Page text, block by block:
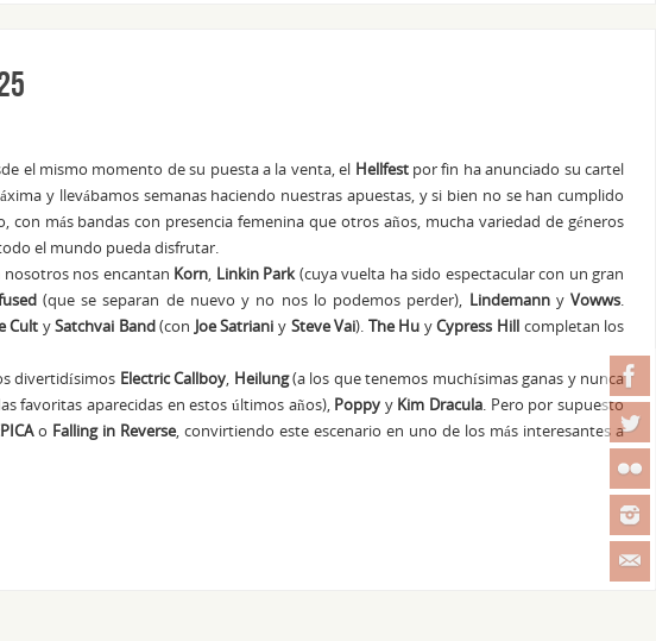
el mismo momento de su puesta a la venta, el Hellfestpor fin ha anunciado su cartel
y llevábamos semanas haciendo nuestras apuestas, y si bien no se han cumplido
con más bandas con presencia femenina que otros años, mucha variedad de géneros
el mundo pueda disfrutar.
nosotros nos encantan Korn, Linkin Park(cuya vuelta ha sido espectacular con un gran
(que se separan de nuevo y no nos lo podemos perder), LindemannyVowws.
Cult ySatchvai Band(con Joe Satriani y Steve Vai). The Hu yCypress Hill completan los
divertidísimos Electric Callboy, Heilung(a los que tenemos muchísimas ganas y nunca
favoritas aparecidas en estos últimos años), Poppy y Kim Dracula. Pero por supuesto
o Falling in Reverse, convirtiendo este escenario en uno de los más interesantes a